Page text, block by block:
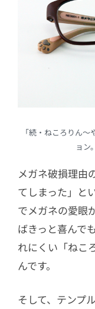
「続・ねころりん
ョン
メガネ破損理由
てしまった」と
でメガネの愛眼
ばきっと喜んで
れにくい「ねこ
んです。
そして、テンプ